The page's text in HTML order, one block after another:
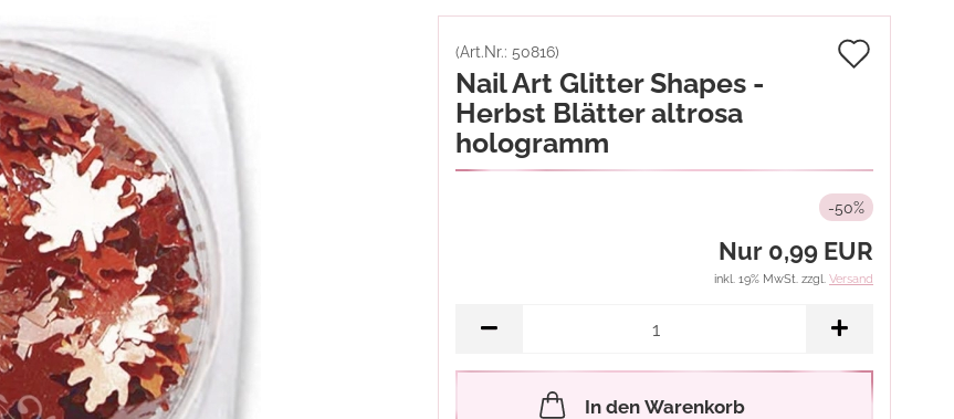
(Art.Nr.: 50816)
Nail Art Glitter Shapes -
Herbst Blätter altrosa
hologramm
-50%
Nur 0,99 EUR
inkl. 19% MwSt. zzgl. Versand
In den Warenkorb